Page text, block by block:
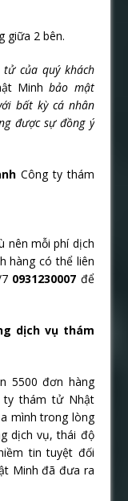
giữa 2 bên.
của quý khách
Minhbảo mật
bất kỳ cá nhân
được sự đồng ý
Công ty thám
nên mỗi phí dịch
hàng có thể liên
0931230007 để
dịch vụ thám
5500 đơn hàng
ty thám tử Nhật
mình trong lòng
dịch vụ, thái độ
tin tuyệt đối
Minh đã đưa ra